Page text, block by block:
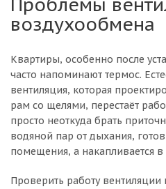
воздухообмена
Квартиры, особенно после
часто напоминают термос.
вентиляция, которая
рам со щелями, перестаёт
просто неоткуда брать
водяной пар от дыхания,
помещения, а накапливается в
Проверить работу